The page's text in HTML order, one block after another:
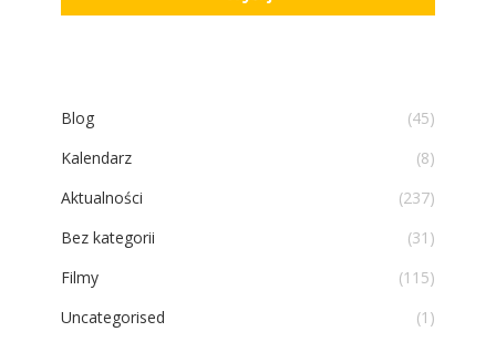
Blog
(45)
Kalendarz
(8)
Aktualności
(237)
Bez kategorii
(31)
Filmy
(115)
Uncategorised
(1)